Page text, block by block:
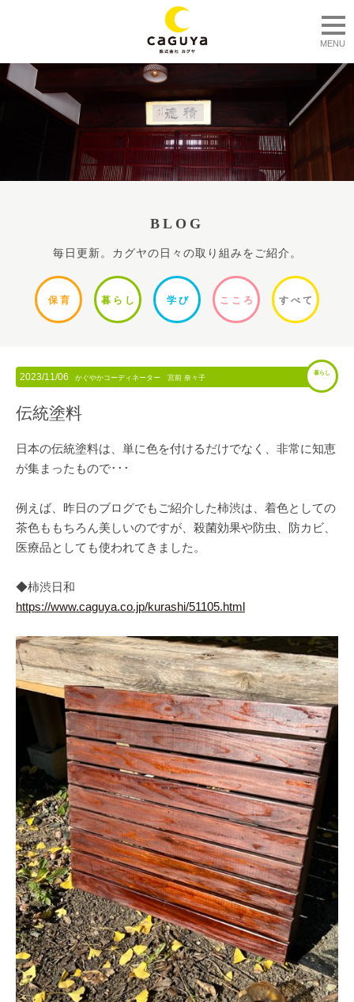
MENU
BLOG
毎日更新。カグヤの日々の取り組みをご紹介。
保 育 暮ら し 学 び ここ ろ すべて
2023/11/06 かぐやかコーディネーター 宮前 奈々子
暮らし
伝統塗料
日本の伝統塗料は、単に色を付けるだけでなく、非常に知恵
が集まったもので･･･
例えば、昨日のブログでもご紹介した柿渋は、着色としての
茶色ももちろん美しいのですが、殺菌効果や防虫、防カビ、
医療品としても使われてきました。
◆柿渋日和
https://www.caguya.co.jp/kurashi/51105.html